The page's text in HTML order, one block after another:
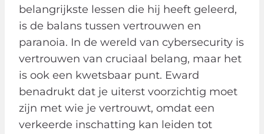
belangrijkste lessen die hij heeft geleerd,
is de balans tussen vertrouwen en
paranoia. In de wereld van cybersecurity is
vertrouwen van cruciaal belang, maar het
is ook een kwetsbaar punt. Eward
benadrukt dat je uiterst voorzichtig moet
zijn met wie je vertrouwt, omdat een
verkeerde inschatting kan leiden tot